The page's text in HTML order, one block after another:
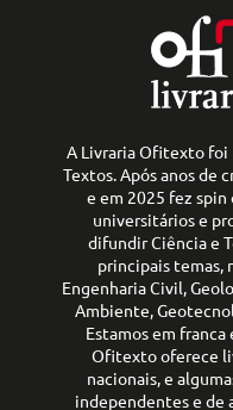
A Livraria Ofitexto foi
Textos. Após anos de
e em 2025 fez
universitários e
difundir Ciência e
principais temas,
Engenharia Civil,
Ambiente,
Estamos em
Ofitexto oferece
nacionais, e
independentes e de